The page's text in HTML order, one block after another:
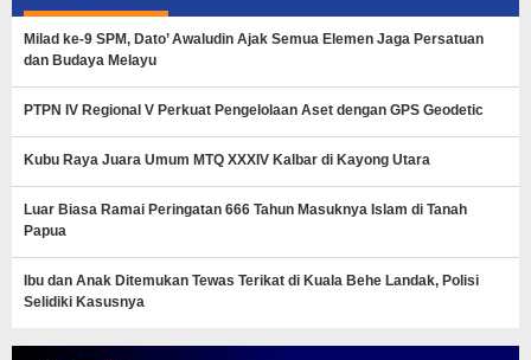
Milad ke-9 SPM, Dato’ Awaludin Ajak Semua Elemen Jaga Persatuan
dan Budaya Melayu
PTPN IV Regional V Perkuat Pengelolaan Aset dengan GPS Geodetic
Kubu Raya Juara Umum MTQ XXXIV Kalbar di Kayong Utara
Luar Biasa Ramai Peringatan 666 Tahun Masuknya Islam di Tanah
Papua
Ibu dan Anak Ditemukan Tewas Terikat di Kuala Behe Landak, Polisi
Selidiki Kasusnya